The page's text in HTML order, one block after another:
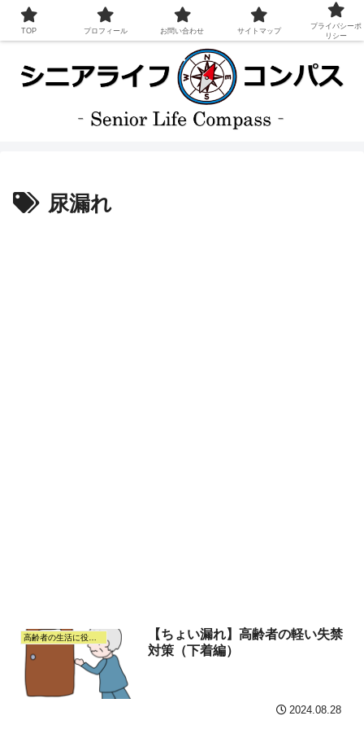
尿漏れ
高齢者の生活に役立つ情報
【ちょい漏れ】高齢者の軽い失禁
対策（下着編）
2024.08.28
TOP プロフィール お問い合わせ サイトマップ
プライバシーポ
リシー